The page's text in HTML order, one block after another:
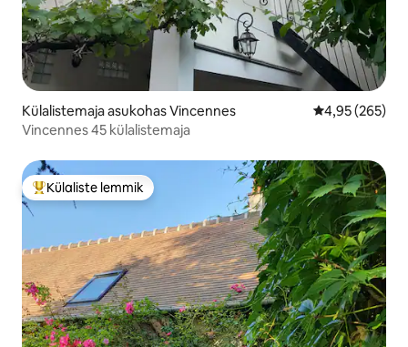
Külalistemaja asukohas Vincennes Keskmine
4,95 (265)
Vincennes 45 külalistemaja
Külaliste suur lemmik
Külaliste lemmik